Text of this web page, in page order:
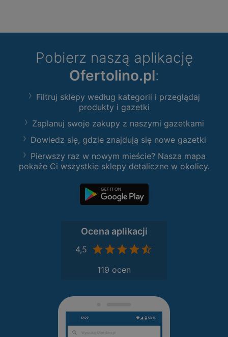
Pobierz naszą aplikację
Ofertolino.pl:
Filtruj sklepy według kategorii i przeglądaj
produkty i gazetki
Zaplanuj swoje zakupy z naszymi gazetkami
Dowiedz się, gdzie znajdują się nowe gazetki
Pierwszy raz w nowym mieście? Nasza mapa
pokaże Ci wszystkie sklepy detaliczne w okolicy.
Ocena aplikacji
4,5
119 ocen